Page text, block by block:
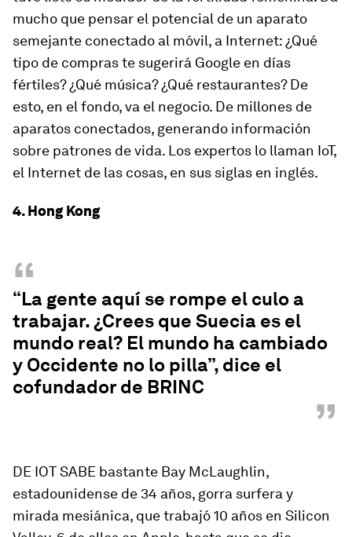
mucho que pensar el potencial de un aparato
semejante conectado al móvil, a Internet: ¿Qué
tipo de compras te sugerirá Google en días
fértiles? ¿Qué música? ¿Qué restaurantes? De
esto, en el fondo, va el negocio. De millones de
aparatos conectados, generando información
sobre patrones de vida. Los expertos lo llaman IoT,
el Internet de las cosas, en sus siglas en inglés.
4. Hong Kong
“
“La gente aquí se rompe el culo a
trabajar. ¿Crees que Suecia es el
mundo real? El mundo ha cambiado
y Occidente no lo pilla”, dice el
cofundador de BRINC
”
DE IOT SABE bastante Bay McLaughlin,
estadounidense de 34 años, gorra surfera y
mirada mesiánica, que trabajó 10 años en Silicon